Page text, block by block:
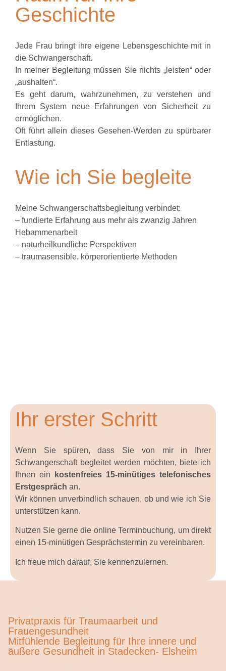
Geschichte
Jede Frau bringt ihre eigene Lebensgeschichte mit in
die Schwangerschaft.
In meiner Begleitung müssen Sie nichts „leisten“ oder
„aushalten“.
Es geht darum, wahrzunehmen, zu verstehen und
Ihrem System neue Erfahrungen von Sicherheit zu
ermöglichen.
Oft führt allein dieses Gesehen-Werden zu spürbarer
Entlastung.
Wie ich Sie begleite
Meine Schwangerschaftsbegleitung verbindet:
– fundierte Erfahrung aus mehr als zwanzig Jahren
Hebammenarbeit
– naturheilkundliche Perspektiven
– traumasensible, körperorientierte Methoden
Ihr erster Schritt
Wenn Sie spüren, dass Sie von mir in Ihrer
Schwangerschaft begleitet werden möchten, biete ich
Ihnen ein
kostenfreies 15-minütiges telefonisches
Erstgespräch an.
Wir können unverbindlich schauen, ob und wie ich Sie
unterstützen kann.
Nutzen Sie gerne die online Terminbuchung, um direkt
einen 15-minütigen Gesprächstermin zu vereinbaren.
Ich freue mich darauf, Sie kennenzulernen.
Privatpraxis für Traumaarbeit und
Frauengesundheit
Mitfühlende Begleitung für Ihre innere und
äußere Gesundheit in Stadecken- Elsheim